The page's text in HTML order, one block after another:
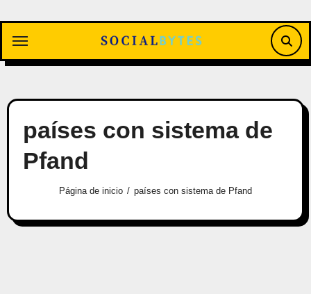
contenido
países con sistema de
Pfand
Página de inicio países con sistema de Pfand